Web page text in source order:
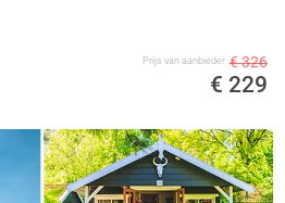
Prijs van aanbieder € 326
€ 229